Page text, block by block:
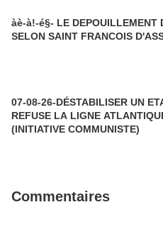
àè-à!-é§- LE DEPOUILLEMENT
SELON SAINT FRANCOIS
07-08-26-DÉSTABILISER UN
REFUSE LA LIGNE
(INITIATIVE COMMUNISTE)
Commentaires